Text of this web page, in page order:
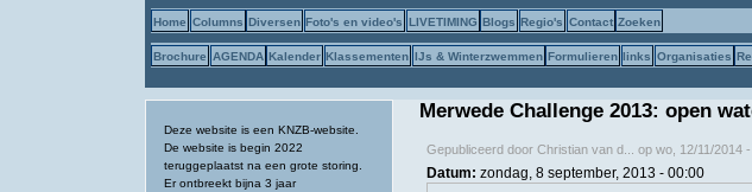
Home Columns Diversen Foto's en video's LIVETIMING Blogs Regio's Contact Zoeken
Brochure AGENDA Kalender Klassementen IJs & Winterzwemmen Formulieren links Organisaties
Deze website is een KNZB-website.
De website is begin 2022
teruggeplaatst na een grote storing.
Er ontbreekt bijna 3 jaar
Merwede Challenge 2013: open
Gepubliceerd door Christian van d... op wo, 12/11/2014
Datum: zondag, 8 september, 2013 - 00:00